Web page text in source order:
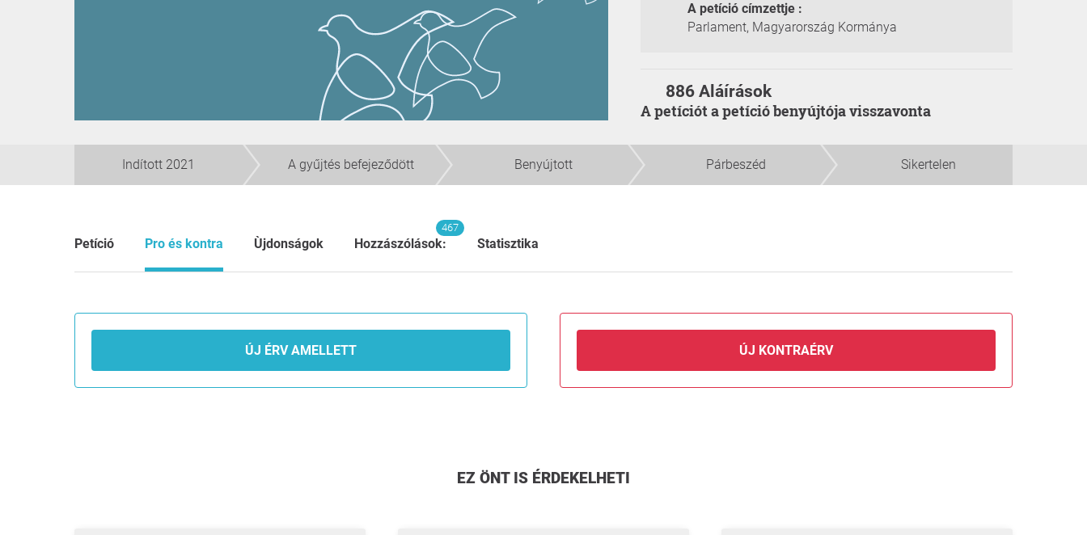
A petíció címzettje :
Parlament, Magyarország Kormánya
886 Aláírások
A petíciót a petíció benyújtója visszavonta
Indított 2021 A gyűjtés befejeződött Benyújtott Párbeszéd Sikertelen
Petíció Pro és kontra Ùjdonságok Hozzászólások:
467
Statisztika
ÚJ ÉRV AMELLETT ÚJ KONTRAÉRV
EZ ÖNT IS ÉRDEKELHETI